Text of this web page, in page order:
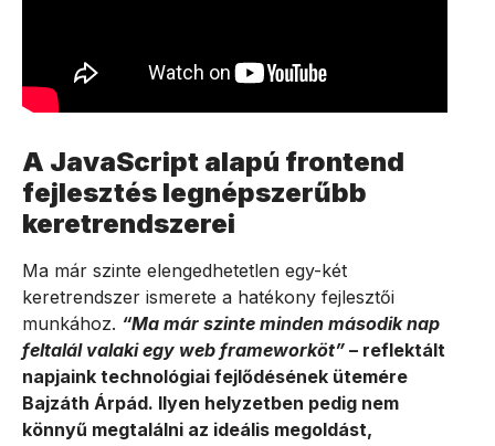
A JavaScript alapú frontend
fejlesztés legnépszerűbb
keretrendszerei
Ma már szinte elengedhetetlen egy-két
keretrendszer ismerete a hatékony fejlesztői
munkához. “Ma már szinte minden második nap
feltalál valaki egy web frameworköt” – reflektált
napjaink technológiai fejlődésének ütemére
Bajzáth Árpád. Ilyen helyzetben pedig nem
könnyű megtalálni az ideális megoldást,